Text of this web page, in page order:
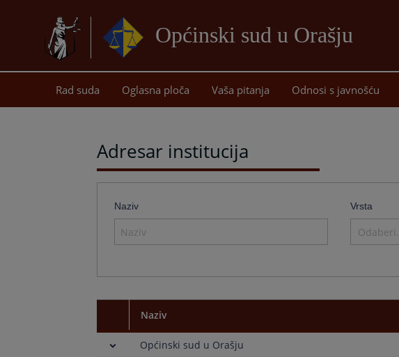
Općinski sud u Orašju
sadržaj
Rad suda Oglasna ploča Vaša pitanja Odnosi s javnošću
Adresar institucija
Naziv Vrsta
Odaberi...
Naziv
Općinski sud u Orašju